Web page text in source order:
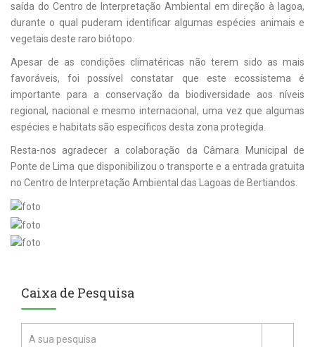
saída do Centro de Interpretação Ambiental em direção à lagoa,
durante o qual puderam identificar algumas espécies animais e
vegetais deste raro biótopo.
Apesar de as condições climatéricas não terem sido as mais
favoráveis, foi possível constatar que este ecossistema é
importante para a conservação da biodiversidade aos níveis
regional, nacional e mesmo internacional, uma vez que algumas
espécies e habitats são específicos desta zona protegida.
Resta-nos agradecer a colaboração da Câmara Municipal de
Ponte de Lima que disponibilizou o transporte e a entrada gratuita
no Centro de Interpretação Ambiental das Lagoas de Bertiandos.
Caixa de Pesquisa